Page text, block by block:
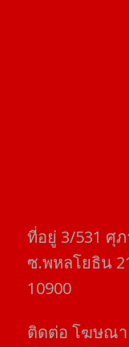
ที่อยู่​ 3/531​ ศุ
ซ.พหลโยธิน​
10900
ติดต่อ​ โฆษณ